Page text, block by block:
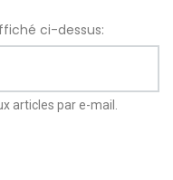
ci-dessus:
articles par e-mail.